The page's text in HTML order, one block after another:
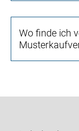
Wo finde ich